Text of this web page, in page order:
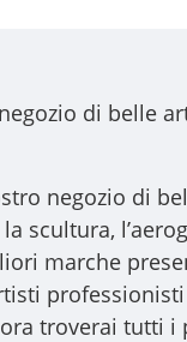
negozio di belle
negozio di
scultura,
marche
troverai tutti